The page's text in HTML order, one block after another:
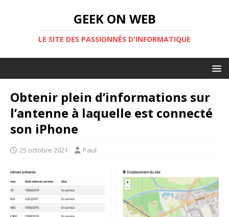
GEEK ON WEB
LE SITE DES PASSIONNÉS D'INFORMATIQUE
Obtenir plein d’informations sur
l’antenne à laquelle est connecté
son iPhone
25 octobre 2021 Paul